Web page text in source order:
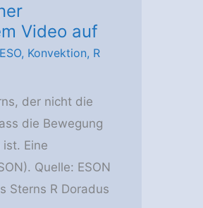
Video auf
ESO, Konvektion, R
der nicht die
die Bewegung
Eine
Quelle: ESON
Sterns R Doradus